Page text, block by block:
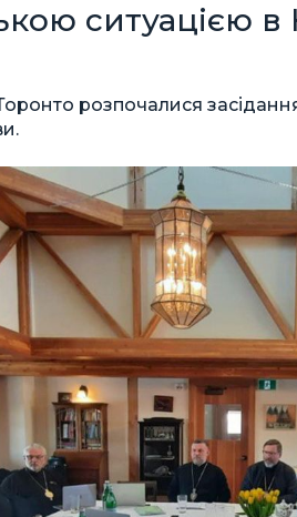
ситуацією в
розпочалися